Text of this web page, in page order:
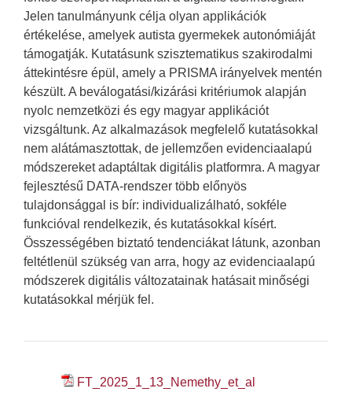
Jelen tanulmányunk célja olyan applikációk
értékelése, amelyek autista gyermekek autonómiáját
támogatják. Kutatásunk szisztematikus szakirodalmi
áttekintésre épül, amely a PRISMA irányelvek mentén
készült. A beválogatási/kizárási kritériumok alapján
nyolc nemzetközi és egy magyar applikációt
vizsgáltunk. Az alkalmazások megfelelő kutatásokkal
nem alátámasztottak, de jellemzően evidenciaalapú
módszereket adaptáltak digitális platformra. A magyar
fejlesztésű DATA-rendszer több előnyös
tulajdonsággal is bír: individualizálható, sokféle
funkcióval rendelkezik, és kutatásokkal kísért.
Összességében biztató tendenciákat látunk, azonban
feltétlenül szükség van arra, hogy az evidenciaalapú
módszerek digitális változatainak hatásait minőségi
kutatásokkal mérjük fel.
FT_2025_1_13_Nemethy_et_al